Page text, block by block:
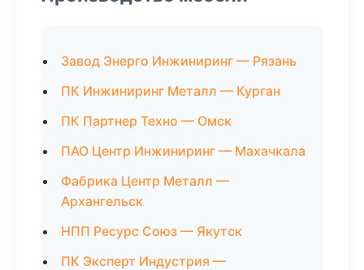
Завод Энерго Инжиниринг — Рязань
ПК Инжиниринг Металл — Курган
ПК Партнер Техно — Омск
ПАО Центр Инжиниринг — Махачкала
Фабрика Центр Металл —
Архангельск
НПП Ресурс Союз — Якутск
ПК Эксперт Индустрия —